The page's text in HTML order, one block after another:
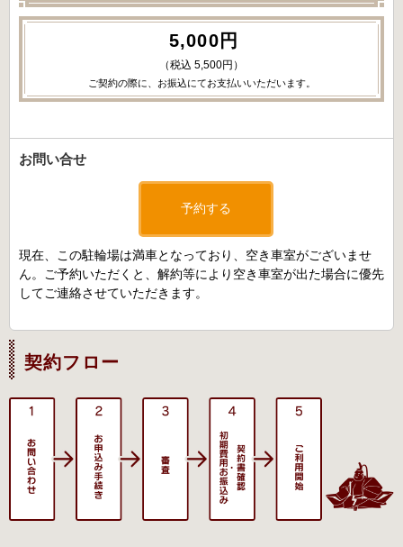
5,000円
（税込 5,500円）
ご契約の際に、お振込にてお支払いいただいます。
お問い合せ
予約する
現在、この駐輪場は満車となっており、空き車室がございませ
ん。ご予約いただくと、解約等により空き車室が出た場合に優先
してご連絡させていただきます。
契約フロー